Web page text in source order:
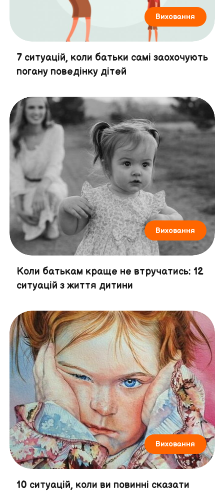
Виховання
7 ситуацій, коли батьки самі заохочують
погану поведінку дітей
Виховання
Коли батькам краще не втручатись: 12
ситуацій з життя дитини
Виховання
10 ситуацій, коли ви повинні сказати